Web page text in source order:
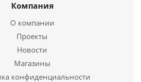
вставкой одноручная Термо
(ШПТ-5)
990
Компания
О компании
Проекты
Новости
Магазины
конфиденциальности